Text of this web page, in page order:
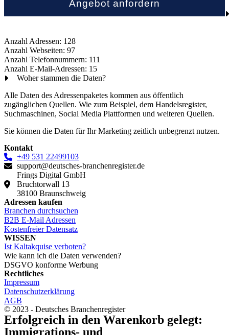
Anzahl Adressen: 128
Anzahl Webseiten: 97
Anzahl Telefonnummern: 111
Anzahl E-Mail-Adressen: 15
Woher stammen die Daten?
Alle Daten des Adressenpaketes kommen aus öffentlich
zugänglichen Quellen. Wie zum Beispiel, dem Handelsregister,
Suchmaschinen, Social Media Plattformen und weiteren Quellen.
Sie können die Daten für Ihr Marketing zeitlich unbegrenzt nutzen.
Kontakt
+49 531 22499103
support@deutsches-branchenregister.de
Frings Digital GmbH
Bruchtorwall 13
38100 Braunschweig
Adressen kaufen
Branchen durchsuchen
B2B E-Mail Adressen
Kostenfreier Datensatz
WISSEN
Ist Kaltakquise verboten?
Wie kann ich die Daten verwenden?
DSGVO konforme Werbung
Rechtliches
Impressum
Datenschutzerklärung
AGB
© 2023 - Deutsches Branchenregister
Erfolgreich in den Warenkorb gelegt:
Immigrations- und